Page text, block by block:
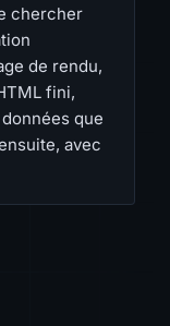
chercher
de rendu,
fini,
que
avec